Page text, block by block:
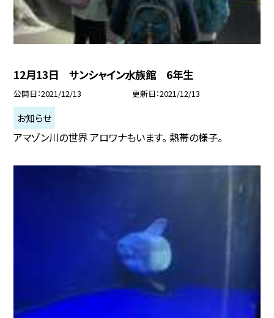
12月13日 サンシャイン水族館 6年生
公開日 2021/12/13 更新日 2021/12/13
お知らせ
アマゾン川の世界 アロワナもいます。 熱帯の様子。